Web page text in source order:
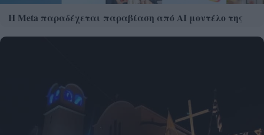
Η Meta παραδέχεται παραβίαση από AI μοντέλο της